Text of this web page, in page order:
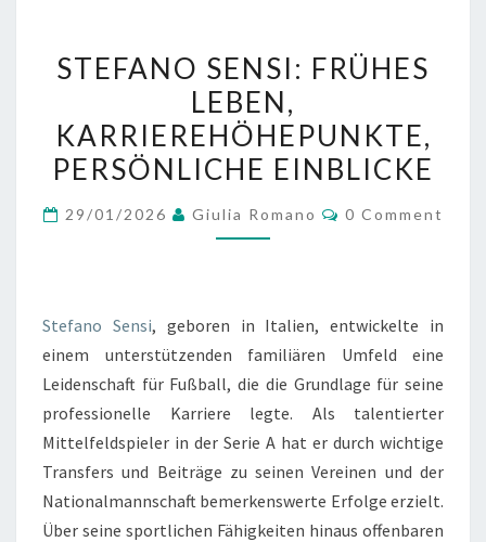
SENSI:
FRÜHES
LEBEN,
KARRIEREHÖHEPUNKTE,
EINBLICKE
STEFANO SENSI: FRÜHES
LEBEN,
KARRIEREHÖHEPUNKTE,
PERSÖNLICHE EINBLICKE
29/01/2026 Giulia Romano Comments
0 Comment
Stefano Sensi, geboren in Italien, entwickelte in
einem unterstützenden familiären Umfeld eine
Leidenschaft für Fußball, die die Grundlage für seine
professionelle Karriere legte. Als talentierter
Mittelfeldspieler in der Serie A hat er durch wichtige
Transfers und Beiträge zu seinen Vereinen und der
Nationalmannschaft bemerkenswerte Erfolge erzielt.
Über seine sportlichen Fähigkeiten hinaus offenbaren